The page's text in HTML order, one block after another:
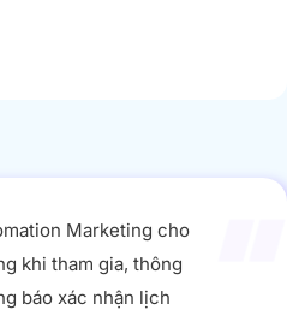
Marketing cho
khi tham gia, thông
báo xác nhận lịch